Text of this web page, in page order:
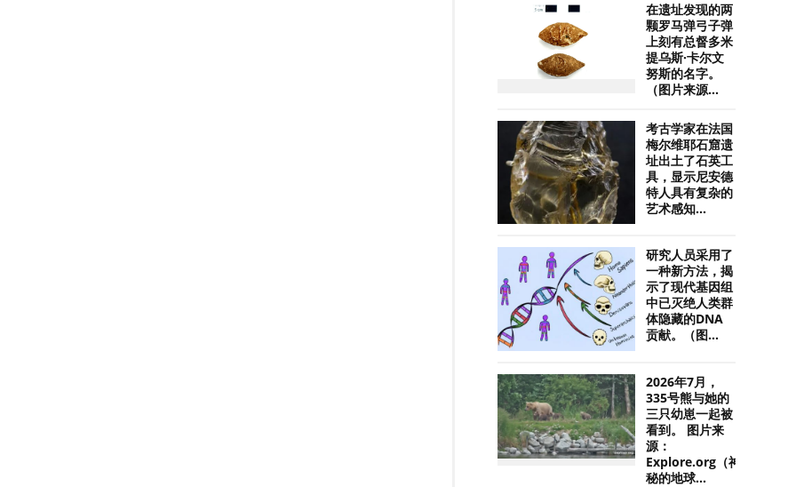
在遗址发现的两
颗罗马弹弓子弹
上刻有总督多米
提乌斯·卡尔文
努斯的名字。
（图片来源...
考古学家在法国
梅尔维耶石窟遗
址出土了石英工
具，显示尼安德
特人具有复杂的
艺术感知...
研究人员采用了
一种新方法，揭
示了现代基因组
中已灭绝人类群
体隐藏的DNA
贡献。（图...
2026年7月，
335号熊与她的
三只幼崽一起被
看到。 图片来
源：
Explore.org（神
秘的地球...